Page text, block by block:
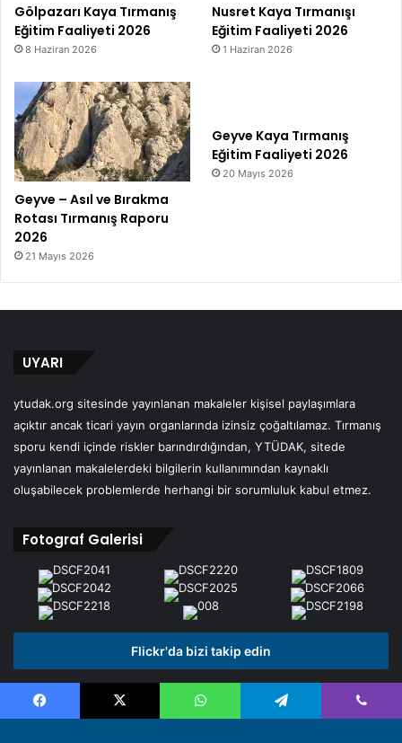
Gölpazarı Kaya Tırmanış
Eğitim Faaliyeti 2026
8 Haziran 2026
Nusret Kaya Tırmanışı
Eğitim Faaliyeti 2026
1 Haziran 2026
Geyve – Asıl ve Bırakma
Rotası Tırmanış Raporu
2026
21 Mayıs 2026
Geyve Kaya Tırmanış
Eğitim Faaliyeti 2026
20 Mayıs 2026
UYARI
ytudak.org sitesinde yayınlanan makaleler kişisel paylaşımlara
açıktır ancak ticari yayın organlarında izinsiz çoğaltılamaz. Tırmanış
sporu kendi içinde riskler barındırdığından, YTÜDAK, sitede
yayınlanan makalelerdeki bilgilerin kullanımından kaynaklı
oluşabilecek problemlerde herhangi bir sorumluluk kabul etmez.
Fotograf Galerisi
Flickr'da bizi takip edin
Facebook X WhatsApp Telegram Viber